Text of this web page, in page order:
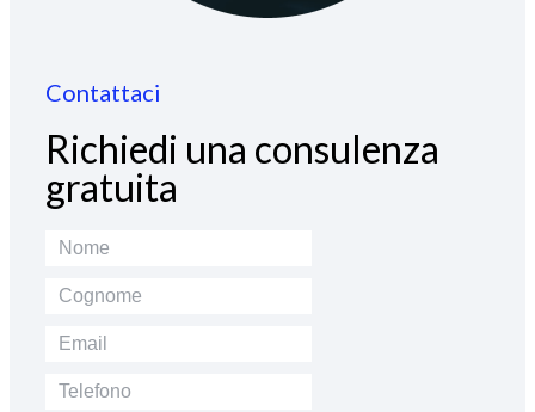
Contattaci
Richiedi una consulenza
gratuita